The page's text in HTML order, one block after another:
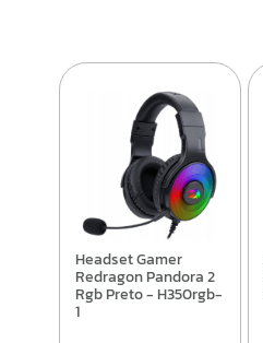
Headset Gamer
Redragon Pandora 2
Rgb Preto - H350rgb-
1